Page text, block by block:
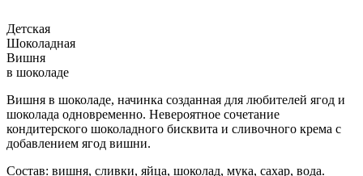
Детская
Шоколадная
Вишня
в шоколаде
Вишня в шоколаде, начинка созданная для любителей ягод и
шоколада одновременно. Невероятное сочетание
кондитерского шоколадного бисквита и сливочного крема с
добавлением ягод вишни.
Состав: вишня, сливки, яйца, шоколад, мука, сахар, вода.